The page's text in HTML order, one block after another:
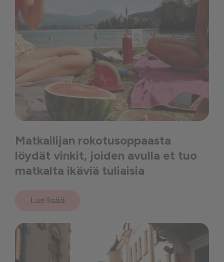
Matkailijan rokotusoppaasta
löydät vinkit, joiden avulla et tuo
matkalta ikäviä tuliaisia
Lue lisää